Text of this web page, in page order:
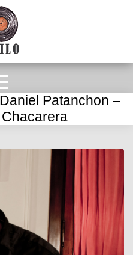
Patanchon –